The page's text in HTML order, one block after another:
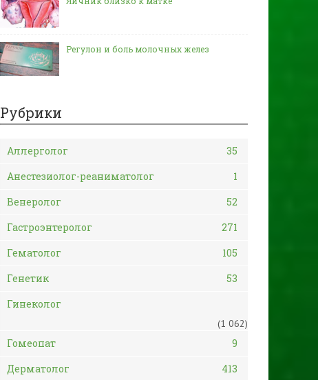
Регулон и боль молочных желез
Рубрики
Аллерголог
35
Анестезиолог-реаниматолог
1
Венеролог
52
Гастроэнтеролог
271
Гематолог
105
Генетик
53
Гинеколог
(1 062)
Гомеопат
9
Дерматолог
413